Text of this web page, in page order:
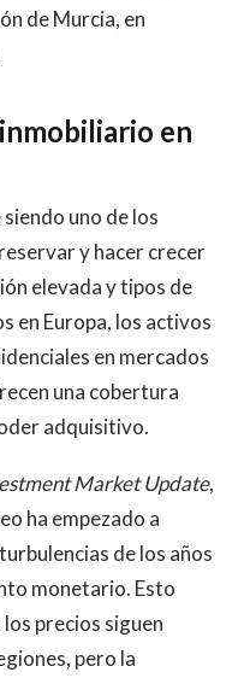
de Murcia, en
en
uno de los
y hacer crecer
elevada y tipos de
en Europa, los activos
en mercados
una cobertura
adquisitivo.
Market Update,
ha empezado a
de los años
monetario. Esto
precios siguen
pero la